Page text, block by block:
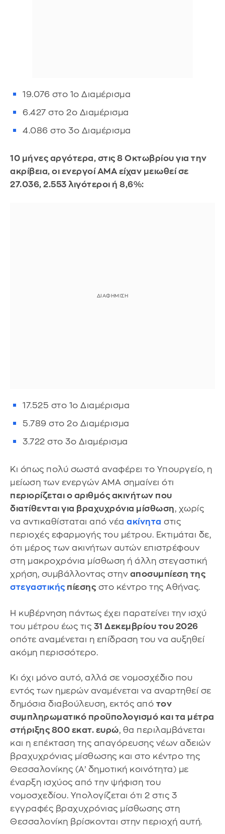
19.076 στο 1ο Διαμέρισμα
6.427 στο 2ο Διαμέρισμα
4.086 στο 3ο Διαμέρισμα
10 μήνες αργότερα, στις 8 Οκτωβρίου για την
ακρίβεια, οι ενεργοί ΑΜΑ είχαν μειωθεί σε
27.036, 2.553 λιγότεροι ή 8,6%:
17.525 στο 1ο Διαμέρισμα
5.789 στο 2ο Διαμέρισμα
3.722 στο 3ο Διαμέρισμα
Κι όπως πολύ σωστά αναφέρει το Υπουργείο, η
μείωση των ενεργών ΑΜΑ σημαίνει ότι
περιορίζεται ο αριθμός ακινήτων που
διατίθενται για βραχυχρόνια μίσθωση, χωρίς
να αντικαθίσταται από νέα ακίνητα στις
περιοχές εφαρμογής του μέτρου. Εκτιμάται δε,
ότι μέρος των ακινήτων αυτών επιστρέφουν
στη μακροχρόνια μίσθωση ή άλλη στεγαστική
χρήση, συμβάλλοντας στην αποσυμπίεση της
στεγαστικής πίεσης στο κέντρο της Αθήνας.
Η κυβέρνηση πάντως έχει παρατείνει την ισχύ
του μέτρου έως τις 31 Δεκεμβρίου του 2026
οπότε αναμένεται η επίδραση του να αυξηθεί
ακόμη περισσότερο.
Κι όχι μόνο αυτό, αλλά σε νομοσχέδιο που
εντός των ημερών αναμένεται να αναρτηθεί σε
δημόσια διαβούλευση, εκτός από τον
συμπληρωματικό προϋπολογισμό και τα μέτρα
στήριξης 800 εκατ. ευρώ, θα περιλαμβάνεται
και η επέκταση της απαγόρευσης νέων αδειών
βραχυχρόνιας μίσθωσης και στο κέντρο της
Θεσσαλονίκης (Α’ δημοτική κοινότητα) με
έναρξη ισχύος από την ψήφιση του
νομοσχεδίου. Υπολογίζεται ότι 2 στις 3
εγγραφές βραχυχρόνιας μίσθωσης στη
Θεσσαλονίκη βρίσκονται στην περιοχή αυτή.